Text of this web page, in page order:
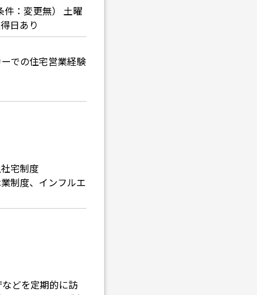
：変更無） 土曜
日あり
での住宅営業経験
宅制度
制度、インフルエ
どを定期的に訪